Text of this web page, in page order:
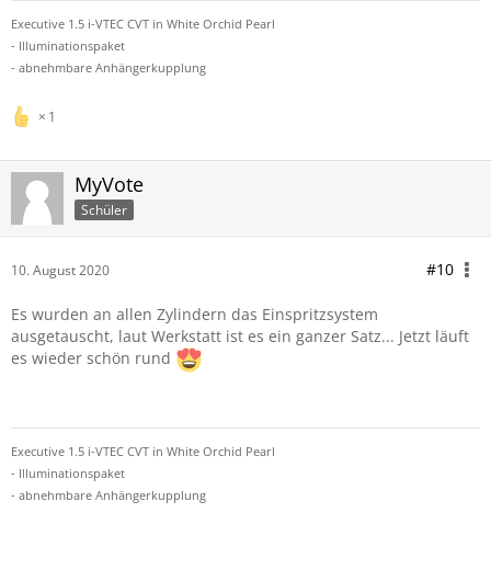
Executive 1.5 i-VTEC CVT in White Orchid Pearl
- Illuminationspaket
- abnehmbare Anhängerkupplung
1
MyVote
Schüler
10. August 2020 #10
Es wurden an allen Zylindern das Einspritzsystem
ausgetauscht, laut Werkstatt ist es ein ganzer Satz... Jetzt läuft
es wieder schön rund
Executive 1.5 i-VTEC CVT in White Orchid Pearl
- Illuminationspaket
- abnehmbare Anhängerkupplung